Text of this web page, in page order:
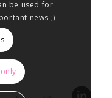
be used for
news ;)